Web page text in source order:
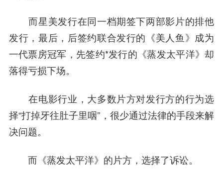
而星美发行在同一档期签下两部影片的排他
发行，最后，后签约联合发行的《美人鱼》成为
一代票房冠军，先签约*发行的《蒸发太平洋》却
落得亏损下场。
在电影行业，大多数片方对发行方的行为选
择“打掉牙往肚子里咽”，很少通过法律的手段来解
决问题。
而《蒸发太平洋》的片方，选择了诉讼。